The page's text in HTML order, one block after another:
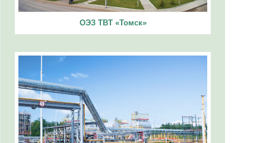
ОЭЗ ТВТ «Томск»